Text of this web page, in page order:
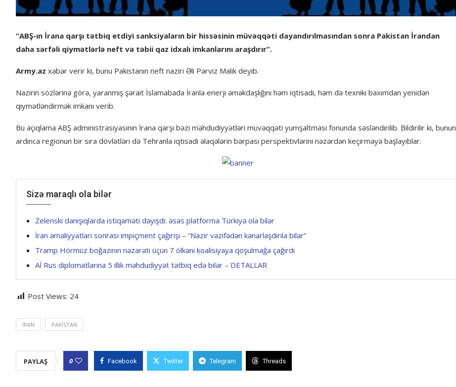
“ABŞ-ın İrana qarşı tətbiq etdiyi sanksiyaların bir hissəsinin müvəqqəti dayandırılmasından sonra Pakistan İrandan
daha sərfəli qiymətlərlə neft və təbii qaz idxalı imkanlarını araşdırır”.
Army.az xəbər verir ki, bunu Pakistanın neft naziri Əli Pərviz Malik deyib.
Nazirin sözlərinə görə, yaranmış şərait İslamabada İranla enerji əməkdaşlığını həm iqtisadi, həm də texniki baxımdan yenidən
qiymətləndirmək imkanı verib.
Bu açıqlama ABŞ administrasiyasının İrana qarşı bəzi məhdudiyyətləri müvəqqəti yumşaltması fonunda səsləndirilib. Bildirilir ki, bunun
ardınca regionun bir sıra dövlətləri də Tehranla iqtisadi əlaqələrin bərpası perspektivlərini nəzərdən keçirməyə başlayıblar.
Sizə maraqlı ola bilər
Zelenski danışıqlarda istiqaməti dəyişdi: əsas platforma Türkiyə ola bilər
İran əməliyyatları sonrası impiçment çağırışı – “Nazir vəzifədən kənarlaşdırıla bilər”
Tramp Hörmüz boğazının nəzarəti üçün 7 ölkəni koalisiyaya qoşulmağa çağırdı
Aİ Rus diplomatlarına 5 illik məhdudiyyət tətbiq edə bilər – DETALLAR
Post Views: 24
İRAN PAKISTAN
PAYLAŞ 0 Facebook Twitter Telegram Threads